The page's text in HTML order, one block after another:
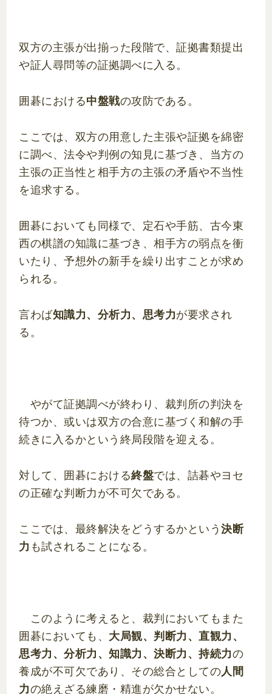
双方の主張が出揃った段階で、証拠書類提出
や証人尋問等の証拠調べに入る。
囲碁における中盤戦の攻防である。
ここでは、双方の用意した主張や証拠を綿密
に調べ、法令や判例の知見に基づき、当方の
主張の正当性と相手方の主張の矛盾や不当性
を追求する。
囲碁においても同様で、定石や手筋、古今東
西の棋譜の知識に基づき、相手方の弱点を衝
いたり、予想外の新手を繰り出すことが求め
られる。
言わば知識力、分析力、思考力が要求され
る。
やがて証拠調べが終わり、裁判所の判決を
待つか、或いは双方の合意に基づく和解の手
続きに入るかという終局段階を迎える。
対して、囲碁における終盤では、詰碁やヨセ
の正確な判断力が不可欠である。
ここでは、最終解決をどうするかという決断
力 も試されることになる。
このように考えると、裁判においてもまた
囲碁においても、 大局観、判断力、直観力、
思考力、分析力、知識力、決断力、持続力の
養成が不可欠であり、その総合としての人間
力の絶えざる練磨・精進が欠かせない。